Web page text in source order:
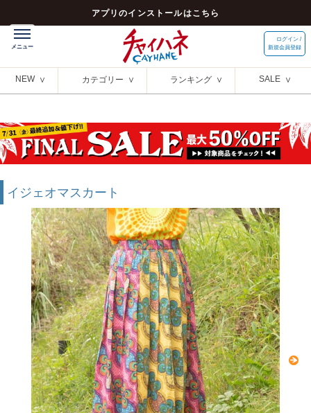
アプリのインストールはこちら
ログイン /
新規会員登録
NEW カテゴリー ランキング SALE
イジェオマスカート